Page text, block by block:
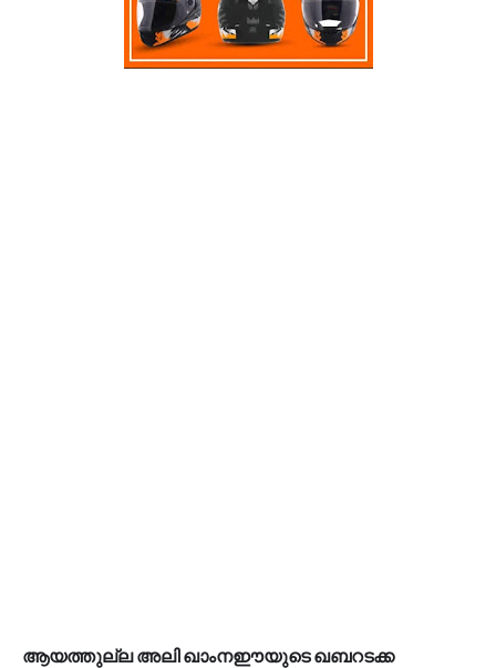
ആയത്തുല്ല അലി ഖാംനഈയുടെ ഖബറടക്ക